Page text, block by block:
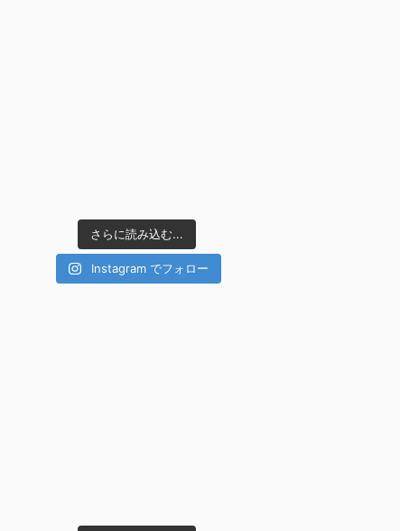
さらに読み込む...
Instagram でフォロー